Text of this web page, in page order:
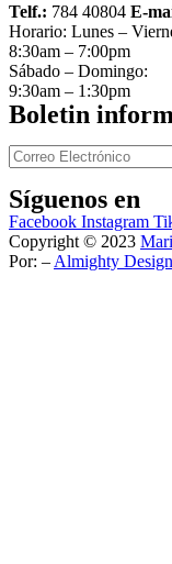
Telf.: 784 40804 E-
Horario: Lunes –
8:30am – 7:00pm
Sábado – Domingo:
9:30am – 1:30pm
Boletin
Síguenos en
Facebook Instagram
Copyright © 2023
Por: – Almighty Design